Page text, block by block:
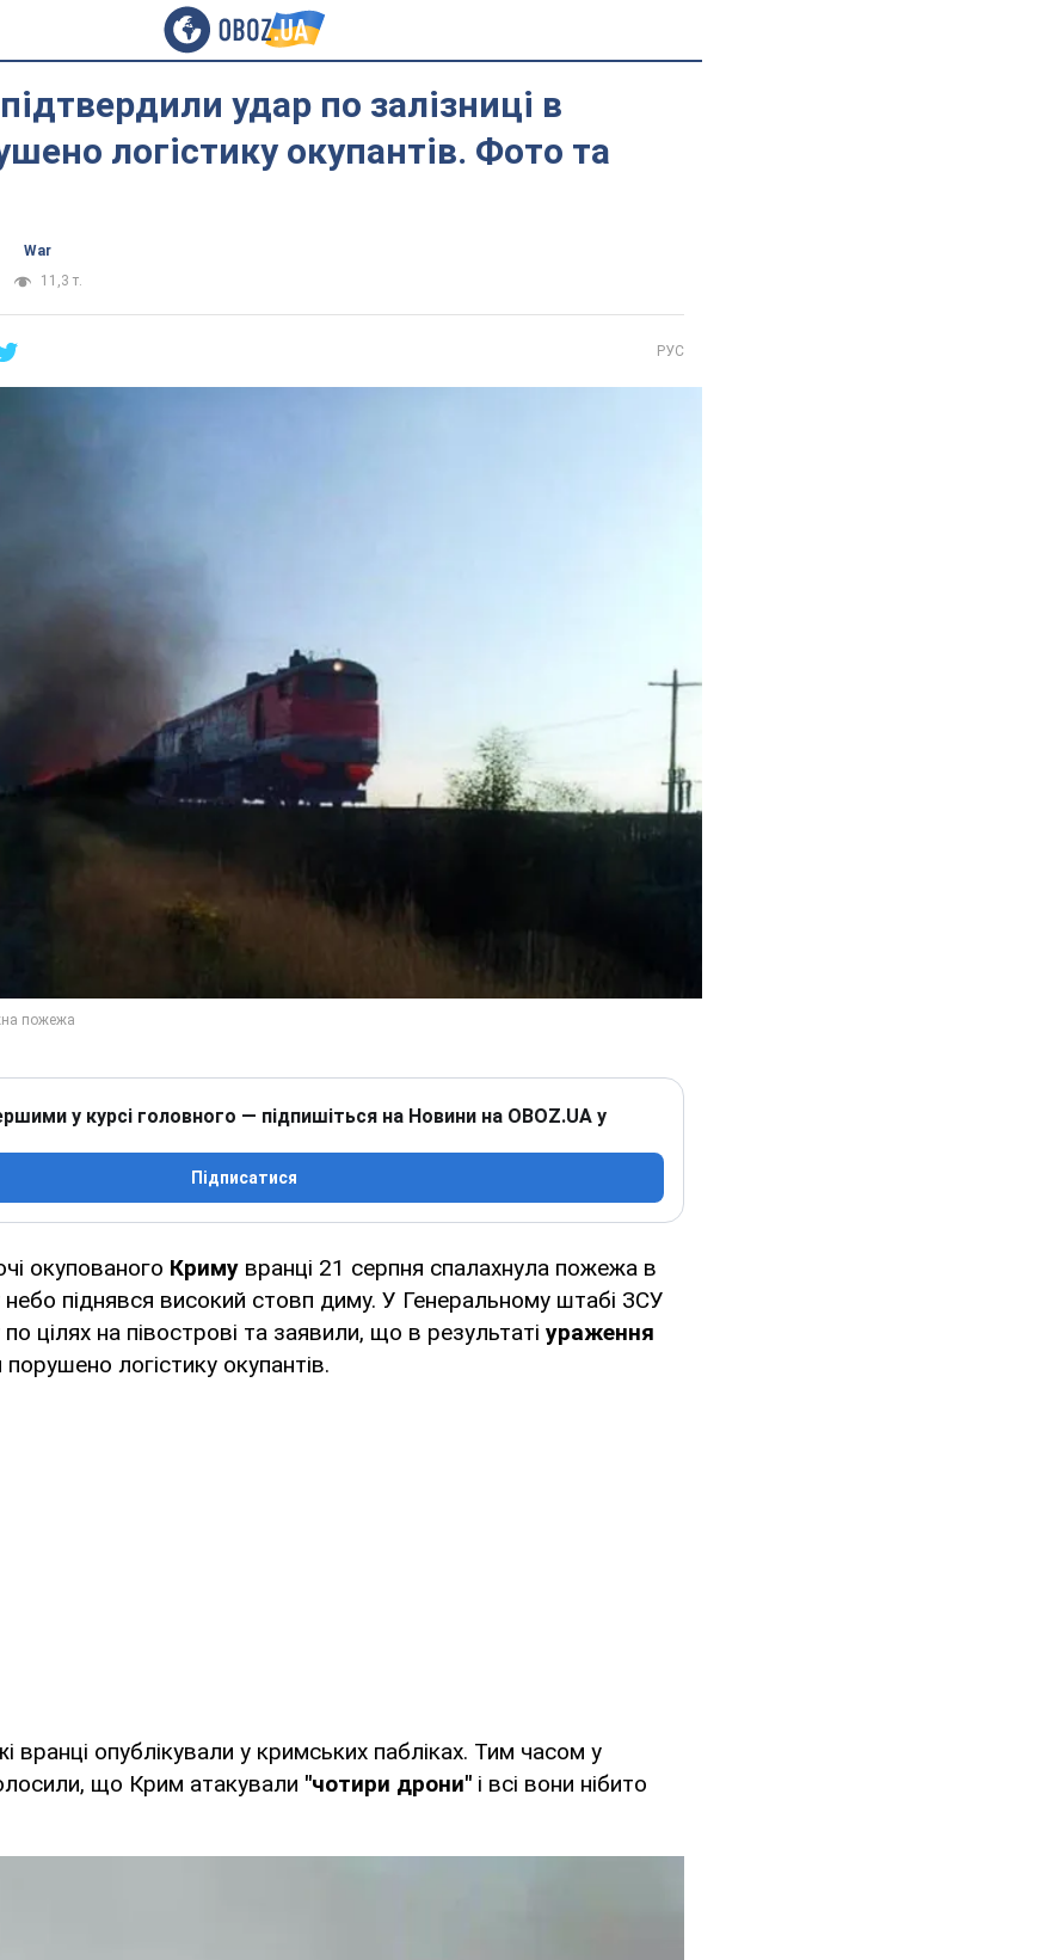
удар по залізниці в
логістику окупантів. Фото та
War
11,3 т.
РУС
у курсі головного — підпишіться на Новини на OBOZ.UA у
Підписатися
окупованого Криму вранці 21 серпня спалахнула пожежа в
небо піднявся високий стовп диму. У Генеральному штабі ЗСУ
цілях на півострові та заявили, що в результаті ураження
порушено логістику окупантів.
вранці опублікували у кримських пабліках. Тим часом у
що Крим атакували "чотири дрони" і всі вони нібито